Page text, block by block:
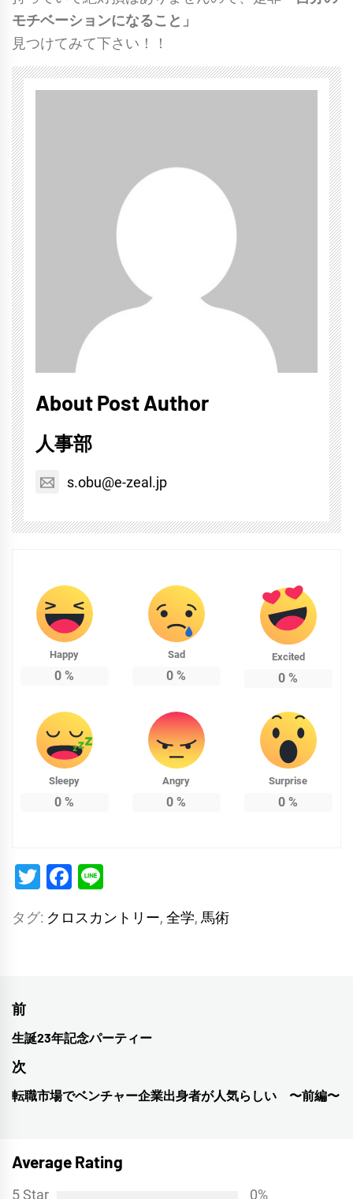
モチベーションになること」
見つけてみて下さい！！
About Post Author
人事部
s.obu@e-zeal.jp
Happy
0 %
Sad
0 %
Excited
0 %
Sleepy
0 %
Angry
0 %
Surprise
0 %
TwitterFacebook
タグ: クロスカントリー, 全学, 馬術
投
稿
ナ
ビ
ー
前
前
の
投
生誕23年記念パーティー
次
次
稿:
転職市場でベンチャー企業出身者が人気らしい 〜前編〜
Average Rating
5 Star
0%